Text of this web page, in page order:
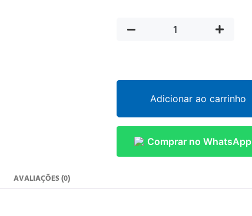
Adicionar ao carrinho
Comprar no WhatsApp
AVALIAÇÕES (0)